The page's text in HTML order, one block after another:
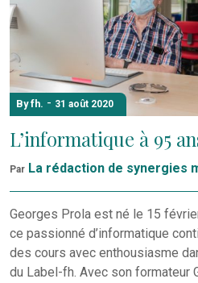
By fh. - 31 août 2020
L’informatique à 95
Par La rédaction de synergies
Georges Prola est né le 15
ce passionné d’informatique
des cours avec enthousiasme
du Label-fh. Avec son formateur